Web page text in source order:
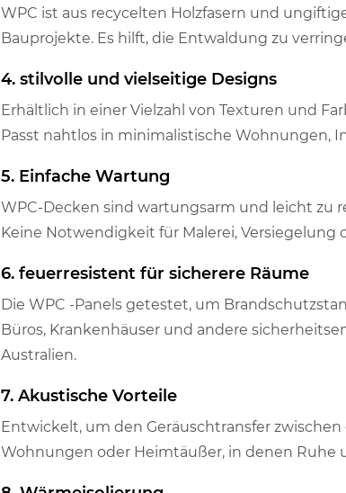
WPC ist aus recycelten Holzfasern und
Bauprojekte. Es hilft, die Entwaldung zu
4. stilvolle und vielseitige Designs
Erhältlich in einer Vielzahl von Texturen und
Passt nahtlos in minimalistische Wohnungen,
5. Einfache Wartung
WPC-Decken sind wartungsarm und leicht zu
Keine Notwendigkeit für Malerei, Versiegelung
6. feuerresistent für sicherere Räume
Die WPC -Panels getestet, um
Büros, Krankenhäuser und andere
Australien.
7. Akustische Vorteile
Entwickelt, um den Geräuschtransfer
Wohnungen oder Heimtäußer, in denen Ruhe